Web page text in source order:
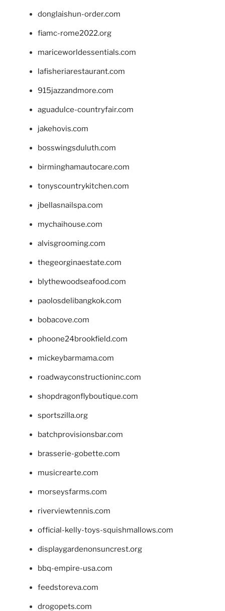
donglaishun-order.com
fiamc-rome2022.org
mariceworldessentials.com
lafisheriarestaurant.com
915jazzandmore.com
aguadulce-countryfair.com
jakehovis.com
bosswingsduluth.com
birminghamautocare.com
tonyscountrykitchen.com
jbellasnailspa.com
mychaihouse.com
alvisgrooming.com
thegeorginaestate.com
blythewoodseafood.com
paolosdelibangkok.com
bobacove.com
phoone24brookfield.com
mickeybarmama.com
roadwayconstructioninc.com
shopdragonflyboutique.com
sportszilla.org
batchprovisionsbar.com
brasserie-gobette.com
musicrearte.com
morseysfarms.com
riverviewtennis.com
official-kelly-toys-squishmallows.com
displaygardenonsuncrest.org
bbq-empire-usa.com
feedstoreva.com
drogopets.com